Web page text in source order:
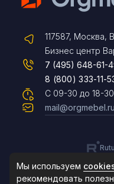
117587, Москва,
Бизнес центр
С 09-30 до 18-
7 (495) 648-61-
8 (800) 333-11-
mail@orgmebel.ru
Telegram
Max
Чат на
8 (495)
По будням
Мы используем
рекомендовать